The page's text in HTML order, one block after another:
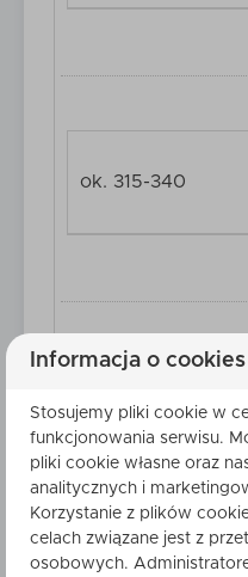
ok. 315-340
ok. 77-82
Informacja o cookies
Stosujemy pliki cookie w
funkcjonowania serwisu.
pliki cookie własne oraz
analitycznych i
Korzystanie z plików
celach związane jest z
osobowych.